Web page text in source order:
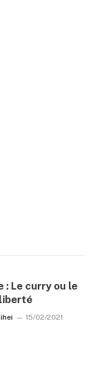
: Le curry ou le
15/02/2021